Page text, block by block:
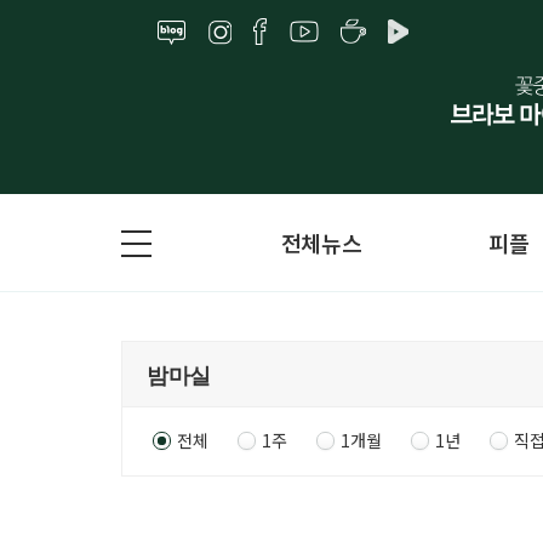
전체뉴스 피플
전체 1주 1개월 1년 직